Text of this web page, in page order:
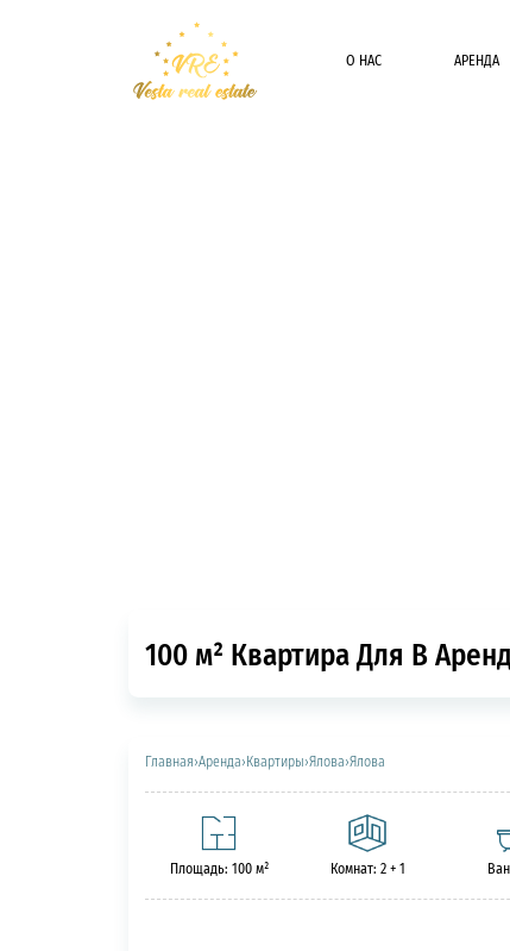
О НАС АРЕНДА
100 м² Квартира Для В
Главная›Аренда›Квартиры›Ялова›Ялова
Площадь: 100 м² Комнат: 2 + 1